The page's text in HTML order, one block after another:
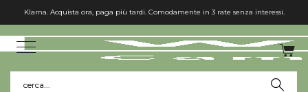
Klarna. Acquista ora, paga più tardi. Comodamente in 3 rate senza interessi.
cerca...